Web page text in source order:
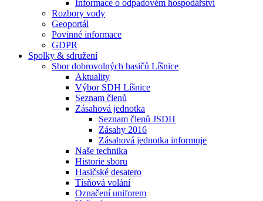
Informace o odpadovém hospodářství
Rozbory vody
Geoportál
Povinné informace
GDPR
Spolky & sdružení
Sbor dobrovolných hasičů Líšnice
Aktuality
Výbor SDH Líšnice
Seznam členů
Zásahová jednotka
Seznam členů JSDH
Zásahy 2016
Zásahová jednotka informuje
Naše technika
Historie sboru
Hasičské desatero
Tísňová volání
Označení uniforem